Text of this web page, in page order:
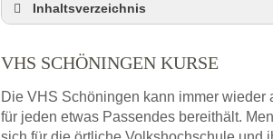
Inhaltsverzeichnis
3 Tipps
VHS Schöningen Kurse
VHS SCHÖNINGEN KURSE
Die VHS Schöningen kann immer wieder
für jeden etwas Passendes bereithält.